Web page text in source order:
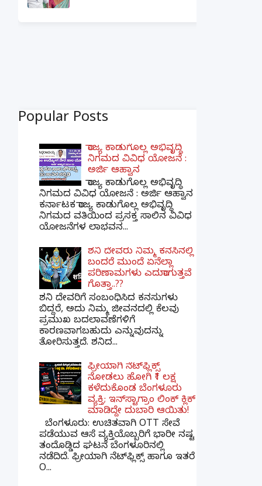
Popular Posts
ರಾಜ್ಯ ಕಾಡುಗೊಲ್ಲ ಅಭಿವೃದ್ಧಿ
ನಿಗಮದ ವಿವಿಧ ಯೋಜನೆ :
ಅರ್ಜಿ ಆಹ್ವಾನ
ರಾಜ್ಯ ಕಾಡುಗೊಲ್ಲ ಅಭಿವೃದ್ಧಿ
ನಿಗಮದ ವಿವಿಧ ಯೋಜನೆ : ಅರ್ಜಿ ಆಹ್ವಾನ
ಕರ್ನಾಟಕ ರಾಜ್ಯ ಕಾಡುಗೊಲ್ಲ ಅಭಿವೃದ್ಧಿ
ನಿಗಮದ ವತಿಯಿಂದ ಪ್ರಸಕ್ತ ಸಾಲಿನ ವಿವಿಧ
ಯೋಜನೆಗಳ ಲಾಭವನ...
ಶನಿ ದೇವರು ನಿಮ್ಮ ಕನಸಿನಲ್ಲಿ
ಬಂದರೆ ಮುಂದೆ ಏನೆಲ್ಲಾ
ಪರಿಣಾಮಗಳು ಎದುರಾಗುತ್ತವೆ
ಗೊತ್ತಾ..??
ಶನಿ ದೇವರಿಗೆ ಸಂಬಂಧಿಸಿದ ಕನಸುಗಳು
ಬಿದ್ದರೆ, ಅದು ನಿಮ್ಮ ಜೀವನದಲ್ಲಿ ಕೆಲವು
ಪ್ರಮುಖ ಬದಲಾವಣೆಗಳಿಗೆ
ಕಾರಣವಾಗಬಹುದು ಎನ್ನುವುದನ್ನು
ತೋರಿಸುತ್ತದೆ. ಶನಿದ...
ಫ್ರೀಯಾಗಿ ನೆಟ್‌ಫ್ಲಿಕ್ಸ್
ನೋಡಲು ಹೋಗಿ ₹1 ಲಕ್ಷ
ಕಳೆದುಕೊಂಡ ಬೆಂಗಳೂರು
ವ್ಯಕ್ತಿ; ಇನ್‌ಸ್ಟಾಗ್ರಾಂ ಲಿಂಕ್ ಕ್ಲಿಕ್
ಮಾಡಿದ್ದೇ ದುಬಾರಿ ಆಯಿತು!
ಬೆಂಗಳೂರು: ಉಚಿತವಾಗಿ OTT ಸೇವೆ
ಪಡೆಯುವ ಆಸೆ ವ್ಯಕ್ತಿಯೊಬ್ಬರಿಗೆ ಭಾರೀ ನಷ್ಟ
ತಂದೊಡ್ಡಿದ ಘಟನೆ ಬೆಂಗಳೂರಿನಲ್ಲಿ
ನಡೆದಿದೆ. ಫ್ರೀಯಾಗಿ ನೆಟ್‌ಫ್ಲಿಕ್ಸ್ ಹಾಗೂ ಇತರೆ
O...